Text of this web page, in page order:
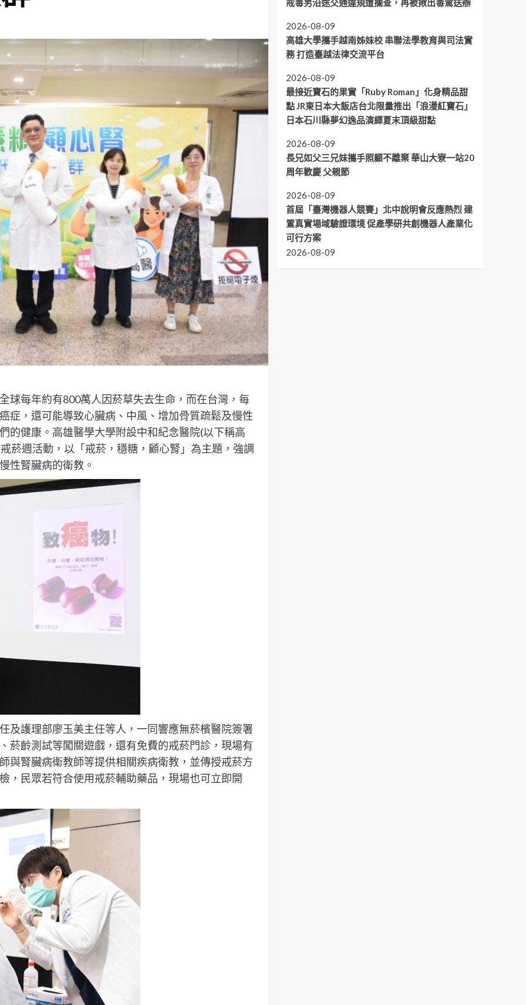
球每年約有800萬人因菸草失去生命，而在台灣，每
症，還可能導致心臟病、中風、增加骨質疏鬆及慢性
的健康。高雄醫學大學附設中和紀念醫院(以下稱高
菸週活動，以「戒菸，穩糖，顧心腎」為主題，強調
性腎臟病的衛教。
及護理部廖玉美主任等人，一同響應無菸檳醫院簽署
菸齡測試等闖關遊戲，還有免費的戒菸門診，現場有
與腎臟病衛教師等提供相關疾病衛教，並傳授戒菸方
，民眾若符合使用戒菸輔助藥品，現場也可立即開
戒毒男沿途交通違規遭攔查，再被揪出毒駕送辦
2026-08-09
高雄大學攜手越南姊妹校 串聯法學教育與司法實
務 打造臺越法律交流平台
2026-08-09
最接近寶石的果實「Ruby Roman」化身精品甜
點 JR東日本大飯店台北限量推出「浪漫紅寶石」
日本石川縣夢幻逸品演繹夏末頂級甜點
2026-08-09
長兄如父三兄妹攜手照顧不離棄 華山大寮一站20
周年歡慶 父親節
2026-08-09
首屆「臺灣機器人競賽」北中說明會反應熱烈 建
置真實場域驗證環境 促產學研共創機器人產業化
可行方案
2026-08-09